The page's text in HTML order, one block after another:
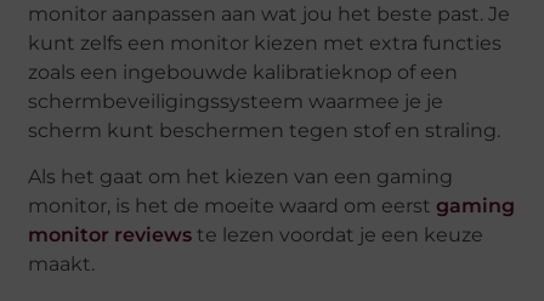
monitor aanpassen aan wat jou het beste past. Je
kunt zelfs een monitor kiezen met extra functies
zoals een ingebouwde kalibratieknop of een
schermbeveiligingssysteem waarmee je je
scherm kunt beschermen tegen stof en straling.
Als het gaat om het kiezen van een gaming
monitor, is het de moeite waard om eerstgaming
monitor reviews te lezen voordat je een keuze
maakt.